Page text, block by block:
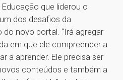
que liderou o
dos desafios da
novo portal. “Irá agregar
em que ele compreender a
a aprender. Ele precisa ser
conteúdos e também a